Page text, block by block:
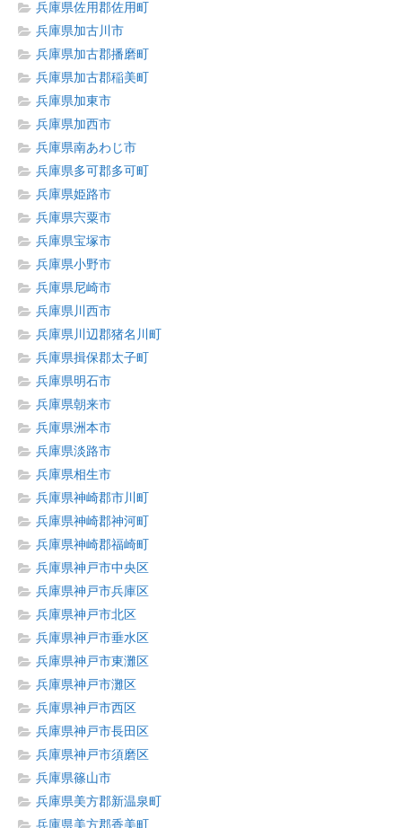
兵庫県佐用郡佐用町
兵庫県加古川市
兵庫県加古郡播磨町
兵庫県加古郡稲美町
兵庫県加東市
兵庫県加西市
兵庫県南あわじ市
兵庫県多可郡多可町
兵庫県姫路市
兵庫県宍粟市
兵庫県宝塚市
兵庫県小野市
兵庫県尼崎市
兵庫県川西市
兵庫県川辺郡猪名川町
兵庫県揖保郡太子町
兵庫県明石市
兵庫県朝来市
兵庫県洲本市
兵庫県淡路市
兵庫県相生市
兵庫県神崎郡市川町
兵庫県神崎郡神河町
兵庫県神崎郡福崎町
兵庫県神戸市中央区
兵庫県神戸市兵庫区
兵庫県神戸市北区
兵庫県神戸市垂水区
兵庫県神戸市東灘区
兵庫県神戸市灘区
兵庫県神戸市西区
兵庫県神戸市長田区
兵庫県神戸市須磨区
兵庫県篠山市
兵庫県美方郡新温泉町
兵庫県美方郡香美町